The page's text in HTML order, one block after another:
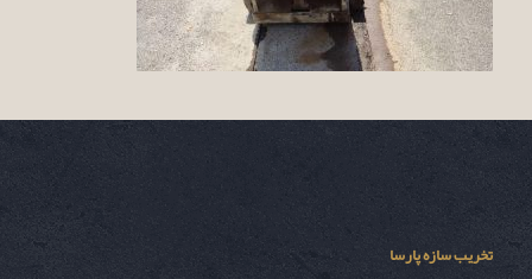
تخریب سازه پارسا